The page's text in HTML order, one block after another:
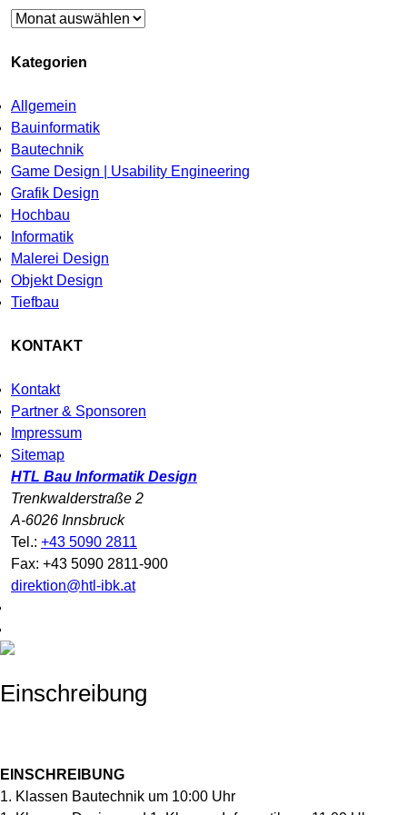
Archiv
Kategorien
Allgemein
Bauinformatik
Bautechnik
Game Design | Usability Engineering
Grafik Design
Hochbau
Informatik
Malerei Design
Objekt Design
Tiefbau
KONTAKT
Kontakt
Partner & Sponsoren
Impressum
Sitemap
HTL Bau Informatik Design
Trenkwalderstraße 2
A-6026 Innsbruck
Tel.: +43 5090 2811
Fax: +43 5090 2811-900
direktion@htl-ibk.at
Einschreibung
EINSCHREIBUNG
1. Klassen Bautechnik um 10:00 Uhr